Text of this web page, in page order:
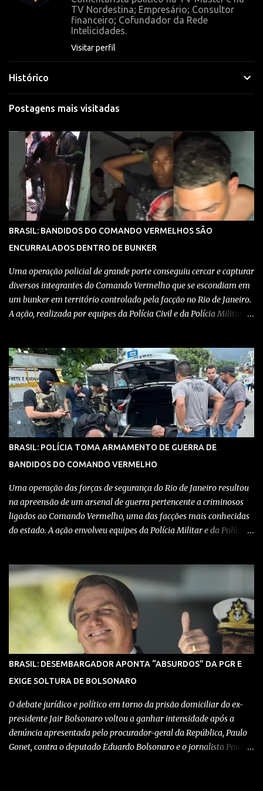
TV Nordestina; Empresário; Consultor
financeiro; Cofundador da Rede
Intelicidades.
Visitar perfil
Histórico
Postagens mais visitadas
BRASIL: BANDIDOS DO COMANDO VERMELHOS SÃO
ENCURRALADOS DENTRO DE BUNKER
Uma operação policial de grande porte conseguiu cercar e capturar
diversos integrantes do Comando Vermelho que se escondiam em
um bunker em território controlado pela facção no Rio de Janeiro.
A ação, realizada por equipes da Polícia Civil e da Polícia Militar,
de coordenar atividades criminosas na região. Confira detalhes no
vídeo: Clique aqui para ter acesso ao livro O Brasil e a pandemia de
absurdos, escrito por juristas, economistas, jornalistas e
profissionais da saúde conservadores sobre os absurdos
praticados durante a pandemia de Covid-19, como tiranias,
campanhas anticientíficas, atos de corrupção,
inconstitucionalidades por notáveis autoridades, fraudes e muito
perseguidos por políticos e seus assessores nos grupos de
WhatsApp! Garanta acesso ao nosso conteúdo clicando aqui , para
entrar no grupo do Whats...
BRASIL: POLÍCIA TOMA ARMAMENTO DE GUERRA DE
BANDIDOS DO COMANDO VERMELHO
Uma operação das forças de segurança do Rio de Janeiro resultou
na apreensão de um arsenal de guerra pertencente a criminosos
ligados ao Comando Vermelho, uma das facções mais conhecidas
do estado. A ação envolveu equipes da Polícia Militar e da Polícia
confrontos com grupos rivais e com as próprias forças de
segurança. Confira detalhes no vídeo: Clique aqui para ter acesso
ao livro O Brasil e a pandemia de absurdos, escrito por juristas,
economistas, jornalistas e profissionais da saúde conservadores
sobre os absurdos praticados durante a pandemia de Covid-19,
como tiranias, campanhas anticientíficas, atos de corrupção,
inconstitucionalidades por notáveis autoridades, fraudes e muito
perseguidos por políticos e seus assessores nos grupos de
WhatsApp! Garanta acesso ao nosso conteúdo clicando aqui , para
entrar no ...
BRASIL: DESEMBARGADOR APONTA “ABSURDOS” DA PGR E
EXIGE SOLTURA DE BOLSONARO
O debate jurídico e político em torno da prisão domiciliar do ex-
presidente Jair Bolsonaro voltou a ganhar intensidade após a
denúncia apresentada pelo procurador-geral da República, Paulo
Gonet, contra o deputado Eduardo Bolsonaro e o jornalista Paulo